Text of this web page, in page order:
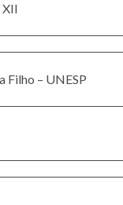
XII
Filho – UNESP